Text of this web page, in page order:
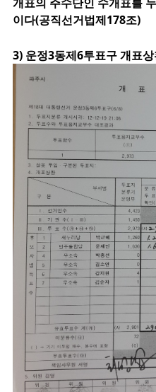
이다(공직선거법제178조)
3) 운정3동제6투표구 개표